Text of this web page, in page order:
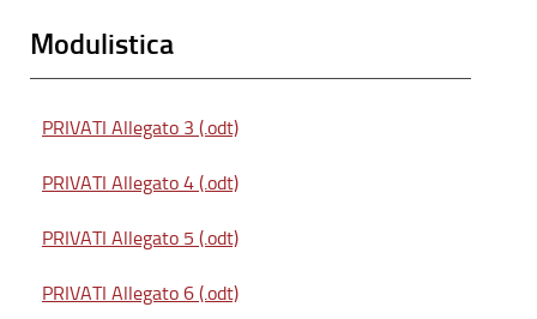
Modulistica
PRIVATI Allegato 3 (.odt)
PRIVATI Allegato 4 (.odt)
PRIVATI Allegato 5 (.odt)
PRIVATI Allegato 6 (.odt)